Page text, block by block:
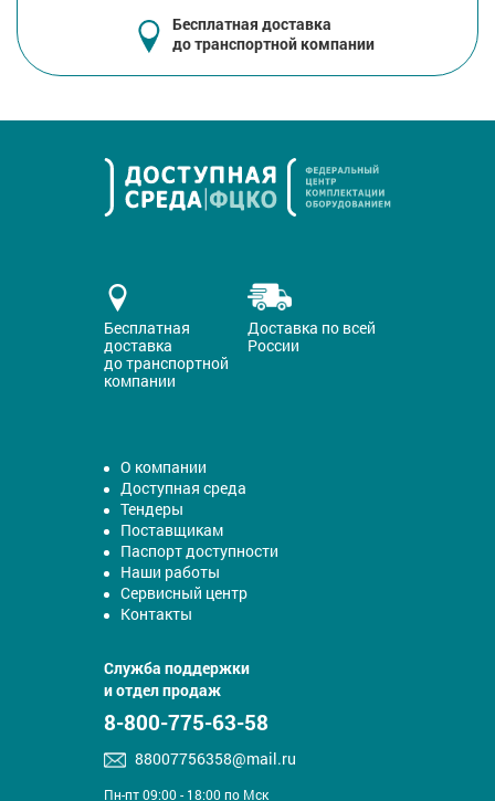
Бесплатная доставка
до транспортной компании
Бесплатная
доставка
до транспортной
компании
Доставка по всей
России
О компании
Доступная среда
Тендеры
Поставщикам
Паспорт доступности
Наши работы
Сервисный центр
Контакты
Служба поддержки
и отдел продаж
8-800-775-63-58
88007756358@mail.ru
Пн-пт 09:00 - 18:00 по Мск